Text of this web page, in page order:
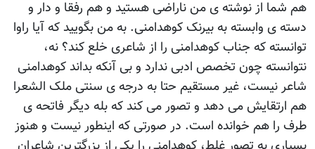
هم شما از نوشته ی من ناراضی هستيد و هم رفقا و دار و
دسته ی وابسته به بيرنک کوهدامنی. به من بگوييد که آيا راوا
توانسته که جناب کوهدامنی را از شاعری خلع کند؟ نه،
نتوانسته چون تخصص ادبی ندارد و بی آنکه بداند کوهدامنی
شاعر نيست، غير مستقيم حتا به درجه ی سنتی ملک الشعرا
هم ارتقايش می دهد و تصور می کند که بله ديگر فاتحه ی
طرف را هم خوانده است. در صورتی که اينطور نيست و هنوز